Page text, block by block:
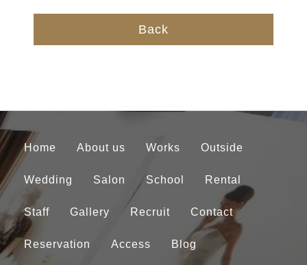
Back
Home About us Works Outside
Wedding Salon School Rental
Staff Gallery Recruit Contact
Reservation Access Blog